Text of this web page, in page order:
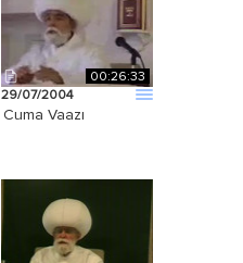
00:26:33
29/07/2004
Cuma Vaazı